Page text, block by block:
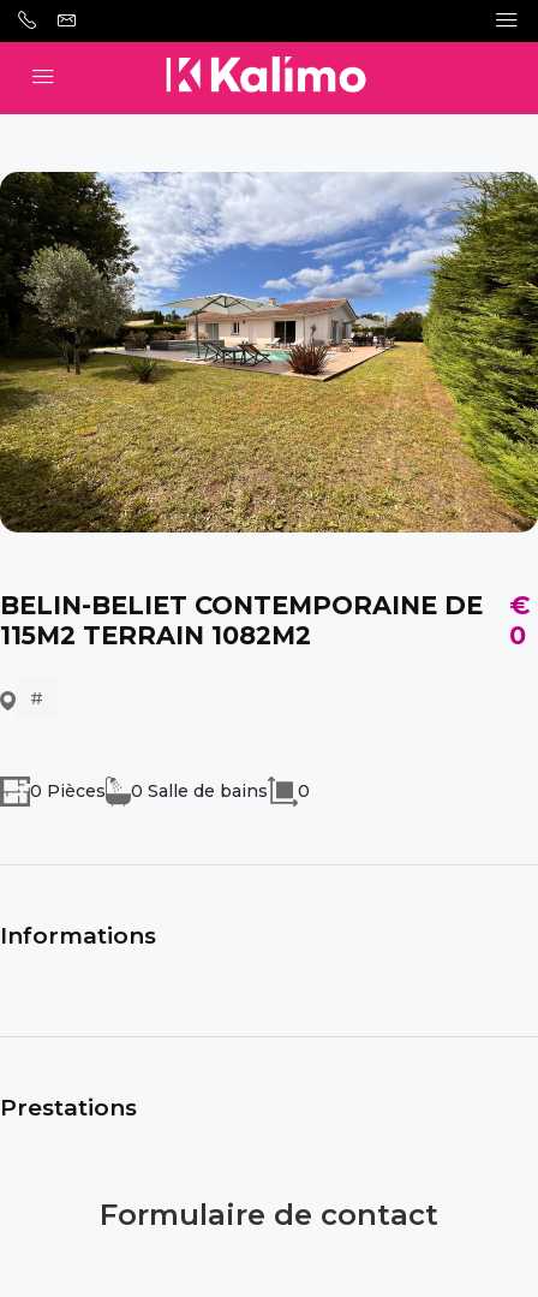
BELIN-BELIET CONTEMPORAINE DE
115M2 TERRAIN 1082M2
€
0
#
0 Pièces 0 Salle de bains 0
Informations
Prestations
Formulaire de contact